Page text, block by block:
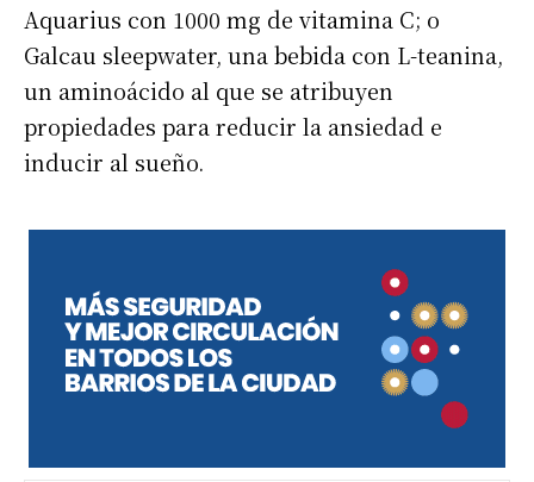
Aquarius con 1000 mg de vitamina C; o
Galcau sleepwater, una bebida con L-teanina,
un aminoácido al que se atribuyen
propiedades para reducir la ansiedad e
inducir al sueño.